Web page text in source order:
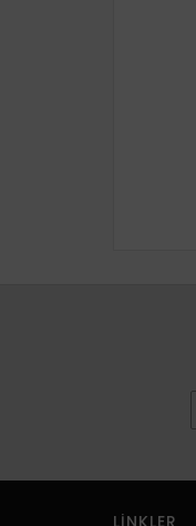
LINKLER